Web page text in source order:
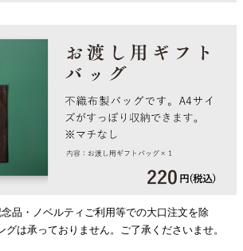
品・ノベルティご利用等での大口注文を除
グは承っておりません。ご了承くださいませ。